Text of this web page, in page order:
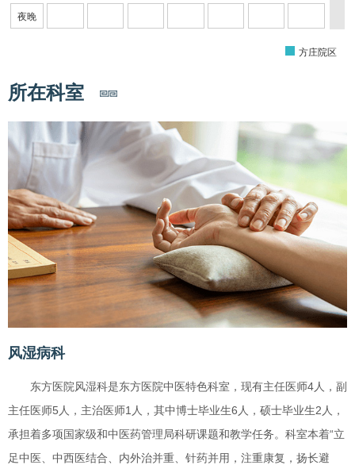
夜晚
方庄院区
所在科室
风湿病科
东方医院风湿科是东方医院中医特色科室，现有主任医师4人，副
主任医师5人，主治医师1人，其中博士毕业生6人，硕士毕业生2人，
承担着多项国家级和中医药管理局科研课题和教学任务。科室本着“立
足中医、中西医结合、内外治并重、针药并用，注重康复，扬长避